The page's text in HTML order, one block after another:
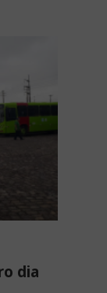
dia